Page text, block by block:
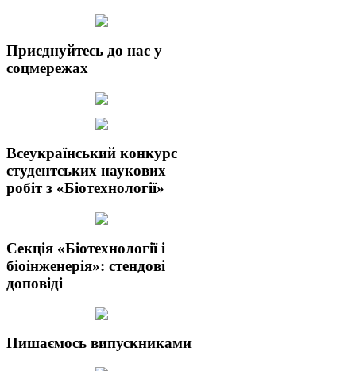
Приєднуйтесь до нас у
соцмережах
Всеукраїнський конкурс
студентських наукових
робіт з «Біотехнології»
Секція «Біотехнології і
біоінженерія»: стендові
доповіді
Пишаємось випускниками